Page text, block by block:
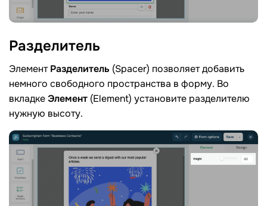
Разделитель
ЭлементРазделитель (Spacer) позволяет добавить
немного свободного пространства в форму. Во
вкладкеЭлемент (Element) установите разделителю
нужную высоту.